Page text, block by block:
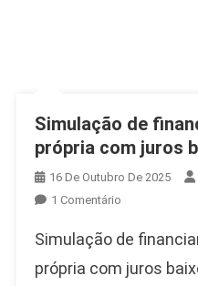
Simulação de
própria com juros
16 De Outubro De 2025
1 ComentárioEm
De
Financiamento
Simulação de
própria com juros